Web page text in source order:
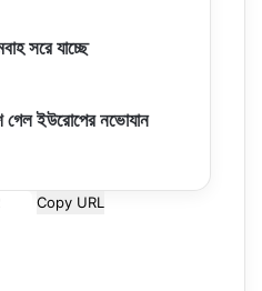
সরে যাচ্ছে
গেল ইউরোপের নভোযান
Copy URL